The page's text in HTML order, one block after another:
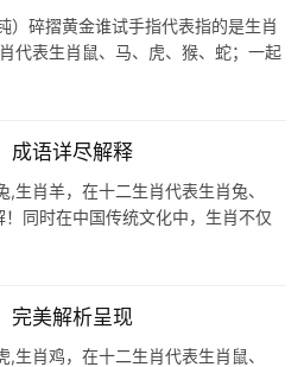
）碎摺黄金谁试手指代表指的是生肖
代表生肖鼠、马、虎、猴、蛇；一起
机敏善藏的天性，鼠为十二生肖之
成语详尽解释
生肖羊，在十二生肖代表生肖兔、
同时在中国传统文化中，生肖不仅
人，这与某些生肖的特质不谋而
完美解析呈现
生肖鸡，在十二生肖代表生肖鼠、